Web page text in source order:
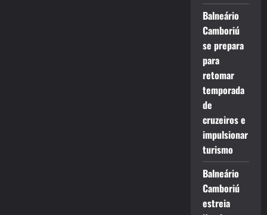
Balneário
Camboriú
se prepara
para
retomar
temporada
de
cruzeiros e
impulsionar
turismo
Balneário
Camboriú
estreia